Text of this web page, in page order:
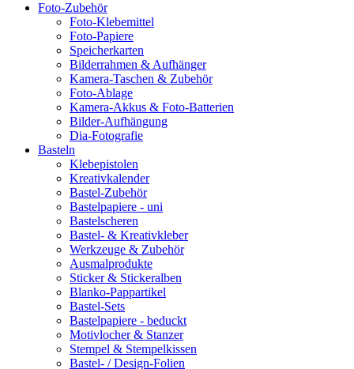
Foto-Zubehör
Foto-Klebemittel
Foto-Papiere
Speicherkarten
Bilderrahmen & Aufhänger
Kamera-Taschen & Zubehör
Foto-Ablage
Kamera-Akkus & Foto-Batterien
Bilder-Aufhängung
Dia-Fotografie
Basteln
Klebepistolen
Kreativkalender
Bastel-Zubehör
Bastelpapiere - uni
Bastelscheren
Bastel- & Kreativkleber
Werkzeuge & Zubehör
Ausmalprodukte
Sticker & Stickeralben
Blanko-Pappartikel
Bastel-Sets
Bastelpapiere - beduckt
Motivlocher & Stanzer
Stempel & Stempelkissen
Bastel- / Design-Folien